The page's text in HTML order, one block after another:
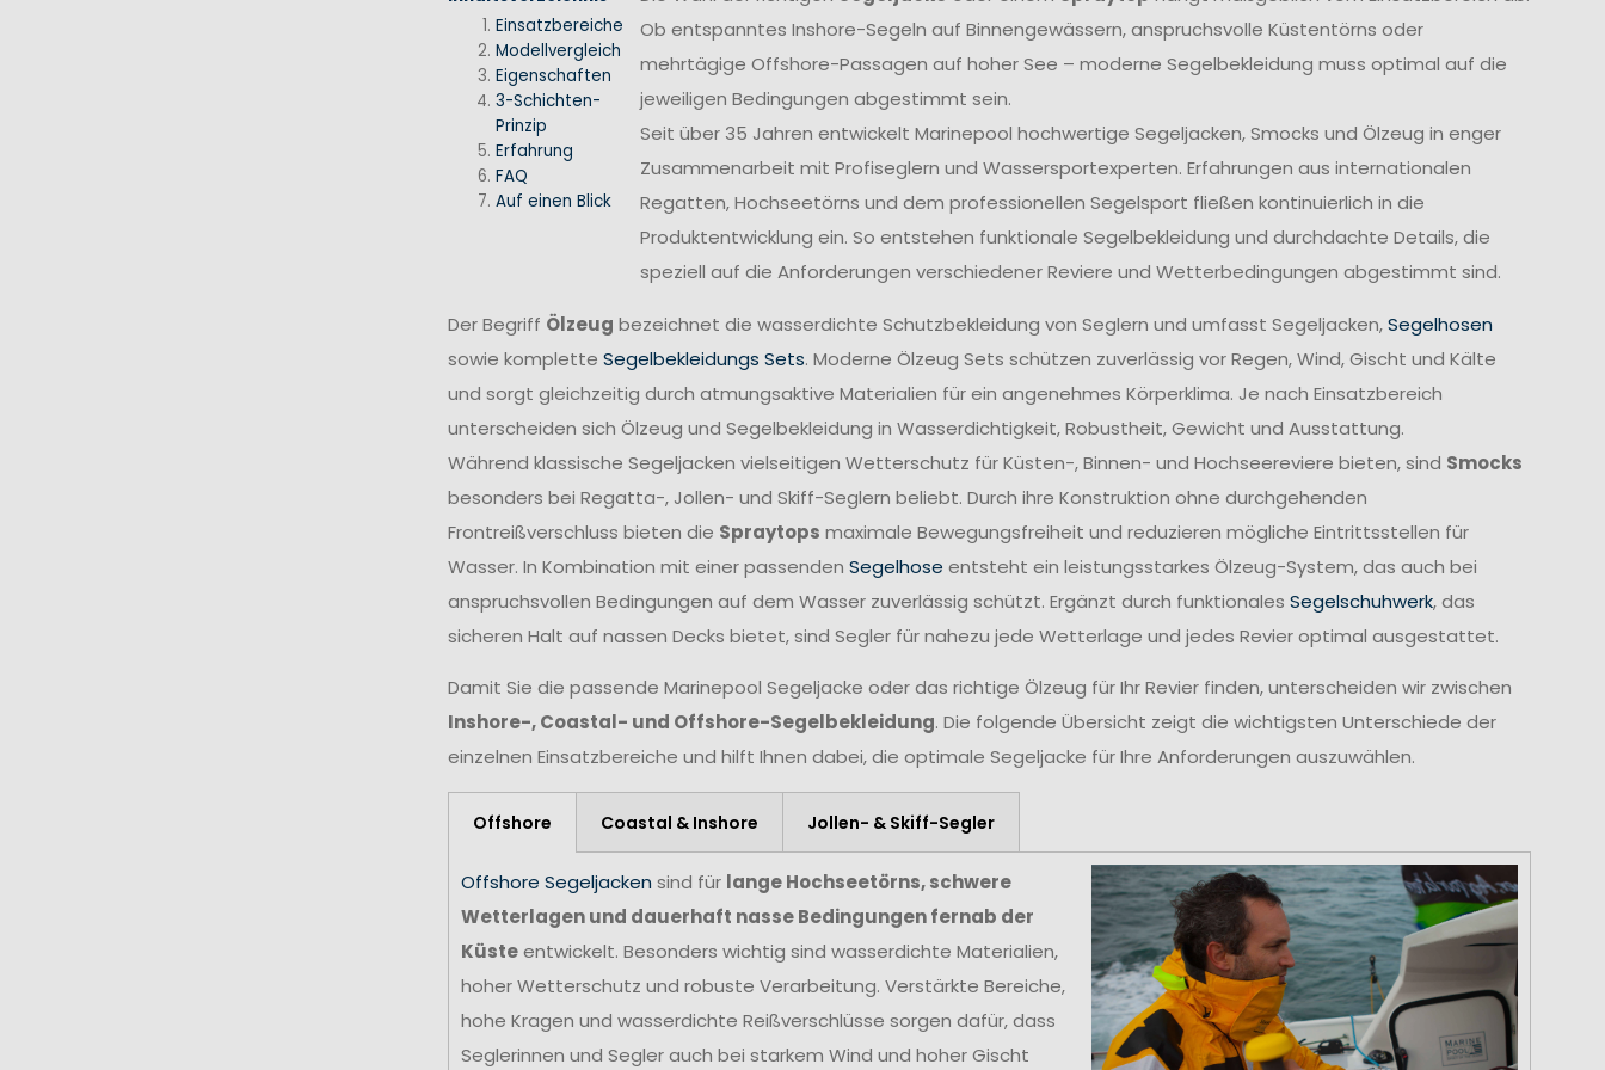
Einsatzbereiche
Modellvergleich
Eigenschaften
3-Schichten-
Prinzip
Erfahrung
FAQ
Auf einen Blick
Ob entspanntes Inshore-Segeln auf Binnengewässern, anspruchsvolle Küstentörns oder
mehrtägige Offshore-Passagen auf hoher See – moderne Segelbekleidung muss optimal auf die
jeweiligen Bedingungen abgestimmt sein.
Seit über 35 Jahren entwickelt Marinepool hochwertige Segeljacken, Smocks und Ölzeug in enger
Zusammenarbeit mit Profiseglern und Wassersportexperten. Erfahrungen aus internationalen
Regatten, Hochseetörns und dem professionellen Segelsport fließen kontinuierlich in die
Produktentwicklung ein. So entstehen funktionale Segelbekleidung und durchdachte Details, die
speziell auf die Anforderungen verschiedener Reviere und Wetterbedingungen abgestimmt sind.
Der Begriff Ölzeug bezeichnet die wasserdichte Schutzbekleidung von Seglern und umfasst Segeljacken,Segelhosen
sowie komplette Segelbekleidungs Sets. Moderne Ölzeug Sets schützen zuverlässig vor Regen, Wind, Gischt und Kälte
und sorgt gleichzeitig durch atmungsaktive Materialien für ein angenehmes Körperklima. Je nach Einsatzbereich
unterscheiden sich Ölzeug und Segelbekleidung in Wasserdichtigkeit, Robustheit, Gewicht und Ausstattung.
Während klassische Segeljacken vielseitigen Wetterschutz für Küsten-, Binnen- und Hochseereviere bieten, sind Smocks
besonders bei Regatta-, Jollen- und Skiff-Seglern beliebt. Durch ihre Konstruktion ohne durchgehenden
Frontreißverschluss bieten die Spraytops maximale Bewegungsfreiheit und reduzieren mögliche Eintrittsstellen für
Wasser. In Kombination mit einer passenden Segelhose entsteht ein leistungsstarkes Ölzeug-System, das auch bei
anspruchsvollen Bedingungen auf dem Wasser zuverlässig schützt. Ergänzt durch funktionales Segelschuhwerk, das
sicheren Halt auf nassen Decks bietet, sind Segler für nahezu jede Wetterlage und jedes Revier optimal ausgestattet.
Damit Sie die passende Marinepool Segeljacke oder das richtige Ölzeug für Ihr Revier finden, unterscheiden wir zwischen
Inshore-, Coastal- und Offshore-Segelbekleidung. Die folgende Übersicht zeigt die wichtigsten Unterschiede der
einzelnen Einsatzbereiche und hilft Ihnen dabei, die optimale Segeljacke für Ihre Anforderungen auszuwählen.
Offshore Coastal & Inshore Jollen- & Skiff-Segler
Offshore Segeljacken sind für lange Hochseetörns, schwere
Wetterlagen und dauerhaft nasse Bedingungen fernab der
Küsteentwickelt. Besonders wichtig sind wasserdichte Materialien,
hoher Wetterschutz und robuste Verarbeitung. Verstärkte Bereiche,
hohe Kragen und wasserdichte Reißverschlüsse sorgen dafür, dass
Seglerinnen und Segler auch bei starkem Wind und hoher Gischt